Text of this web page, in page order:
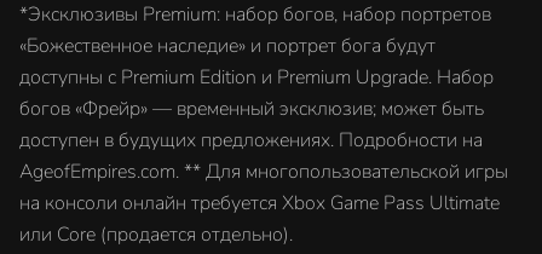
*Эксклюзивы Premium: набор богов, набор портретов
«Божественное наследие» и портрет бога будут
доступны с Premium Edition и Premium Upgrade. Набор
богов «Фрейр» — временный эксклюзив; может быть
доступен в будущих предложениях. Подробности на
AgeofEmpires.com. ** Для многопользовательской игры
на консоли онлайн требуется Xbox Game Pass Ultimate
или Core (продается отдельно).